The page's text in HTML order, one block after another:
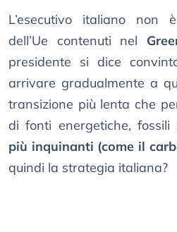
L’esecutivo italiano
dell’Ue contenuti nel
presidente si dice
arrivare gradualmente a
transizione più lenta che
di fonti energetiche, fossili
più inquinanti (come il
quindi la strategia italiana?